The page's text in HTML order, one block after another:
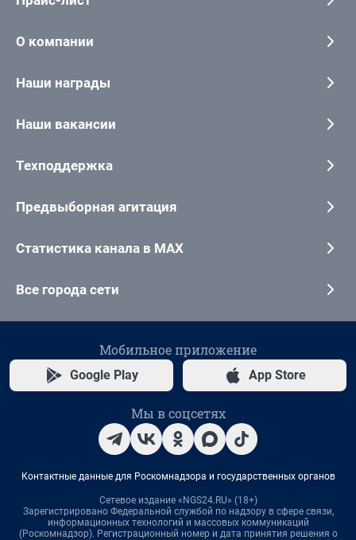
О компании
Наши награды
Наши вакансии
Техподдержка
Предвыборная агитация
Статистика канала в MAX
Все города сети
Мобильное приложение
Google Play App Store
Мы в соцсетях
Контактные данные для Роскомнадзора и государственных органов
Сетевое издание «NGS24.RU» (18+)
Зарегистрировано Федеральной службой по надзору в сфере связи,
информационных технологий и массовых коммуникаций
(Роскомнадзор). Регистрационный номер и дата принятия решения о